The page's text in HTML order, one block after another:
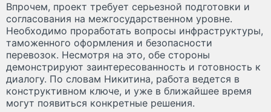
Впрочем, проект требует серьезной подготовки и
согласования на межгосударственном уровне.
Необходимо проработать вопросы инфраструктуры,
таможенного оформления и безопасности
перевозок. Несмотря на это, обе стороны
демонстрируют заинтересованность и готовность к
диалогу. По словам Никитина, работа ведется в
конструктивном ключе, и уже в ближайшее время
могут появиться конкретные решения.